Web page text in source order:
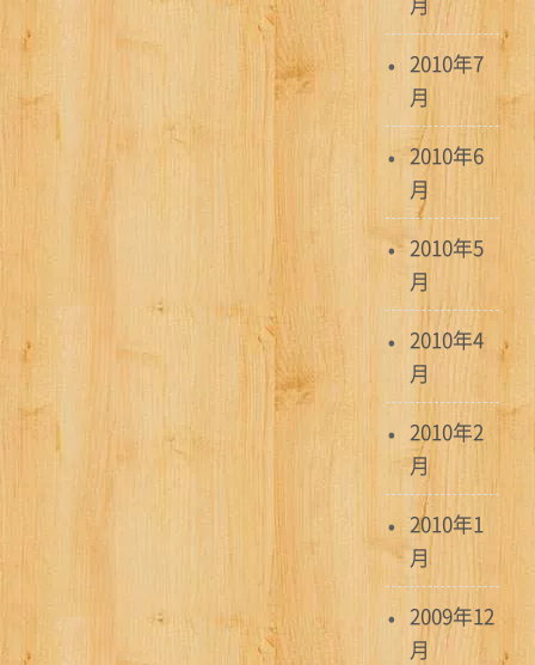
2010年7
月
2010年6
月
2010年5
月
2010年4
月
2010年2
月
2010年1
月
2009年12
月